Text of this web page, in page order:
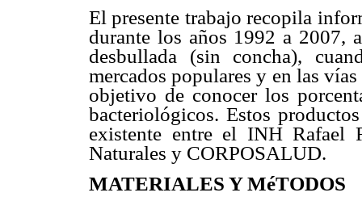
El presente trabajo recopila
durante los años 1992 a 2007,
desbullada (sin concha),
mercados populares y en las
objetivo de conocer los
bacteriológicos. Estos
existente entre el INH Rafael
Naturales y CORPOSALUD.
MATERIALES Y MéTODOS